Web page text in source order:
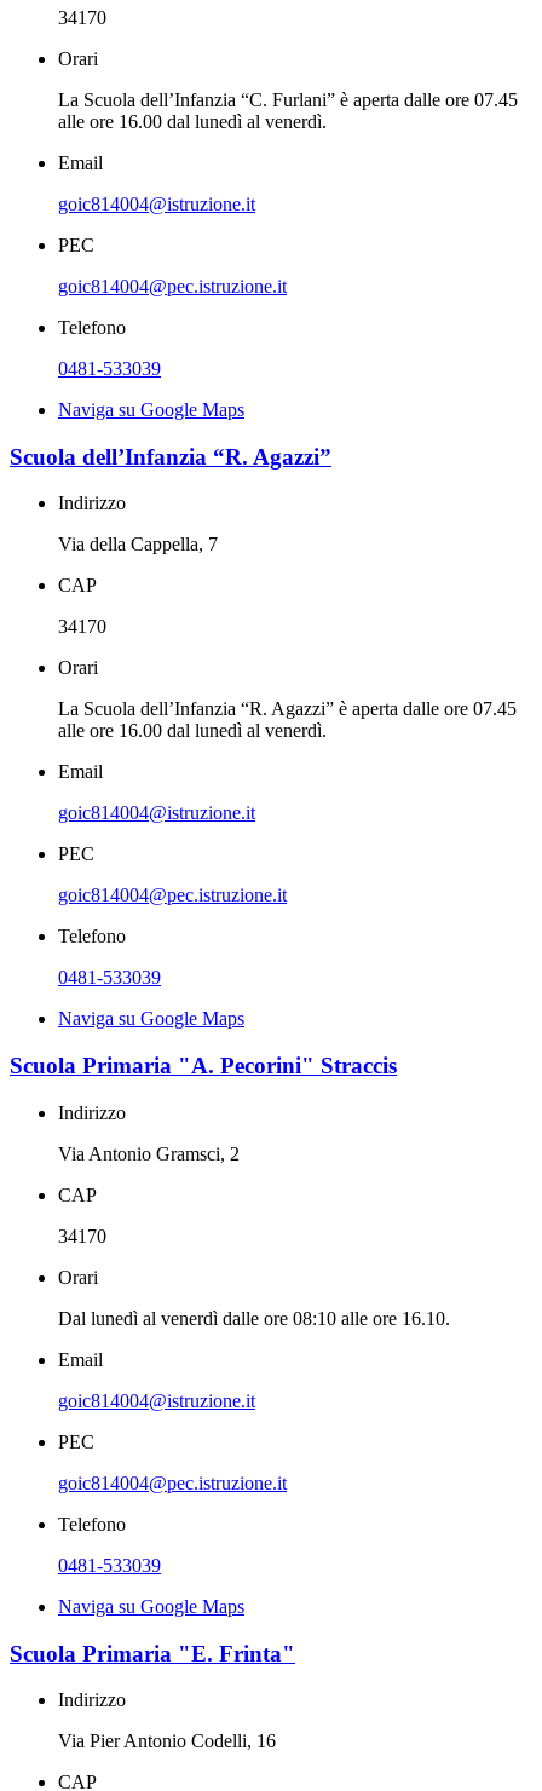
34170
Orari
La Scuola dell’Infanzia “C. Furlani” è aperta dalle ore 07.45
alle ore 16.00 dal lunedì al venerdì.
Email
goic814004@istruzione.it
PEC
goic814004@pec.istruzione.it
Telefono
0481-533039
Naviga su Google Maps
Scuola dell’Infanzia “R. Agazzi”
Indirizzo
Via della Cappella, 7
CAP
34170
Orari
La Scuola dell’Infanzia “R. Agazzi” è aperta dalle ore 07.45
alle ore 16.00 dal lunedì al venerdì.
Email
goic814004@istruzione.it
PEC
goic814004@pec.istruzione.it
Telefono
0481-533039
Naviga su Google Maps
Scuola Primaria "A. Pecorini" Straccis
Indirizzo
Via Antonio Gramsci, 2
CAP
34170
Orari
Dal lunedì al venerdì dalle ore 08:10 alle ore 16.10.
Email
goic814004@istruzione.it
PEC
goic814004@pec.istruzione.it
Telefono
0481-533039
Naviga su Google Maps
Scuola Primaria "E. Frinta"
Indirizzo
Via Pier Antonio Codelli, 16
CAP